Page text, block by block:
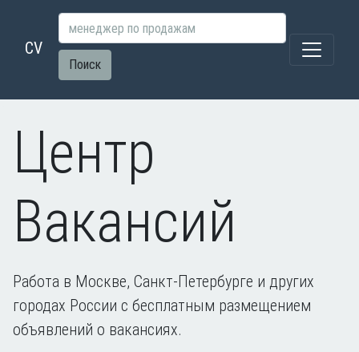
CV
Поиск
Центр
Вакансий
Работа в Москве, Санкт-Петербурге и других
городах России с бесплатным размещением
объявлений о вакансиях.